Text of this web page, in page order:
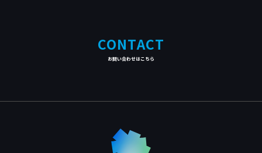
CONTACT
お問い合わせはこちら